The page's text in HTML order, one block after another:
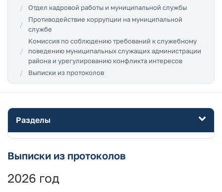
Отдел кадровой работы и муниципальной службы
Противодействие коррупции на муниципальной
службе
Комиссия по соблюдению требований к служебному
поведению муниципальных служащих администрации
района и урегулированию конфликта интересов
Выписки из протоколов
Разделы
Выписки из протоколов
2026 год